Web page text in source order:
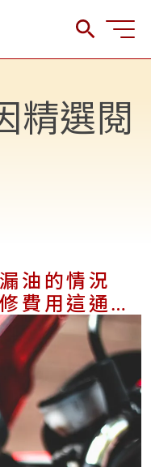
精選閱
油的情況
費用這通通